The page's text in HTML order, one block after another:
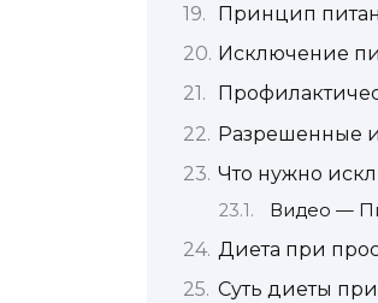
Принцип
Исключение
Разрешенные
Что нужно
Видео —
Диета при
Суть диеты